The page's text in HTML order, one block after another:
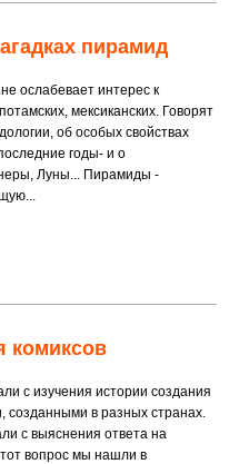
пирамид
ослабевает интерес к
мексиканских. Говорят
об особых свойствах
годы- и о
Луны... Пирамиды -
комиксов
с изучения истории создания
созданными в разных странах.
с выяснения ответа на
вопрос мы нашли в